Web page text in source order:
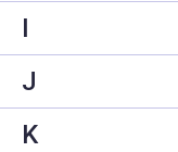
I
J
K